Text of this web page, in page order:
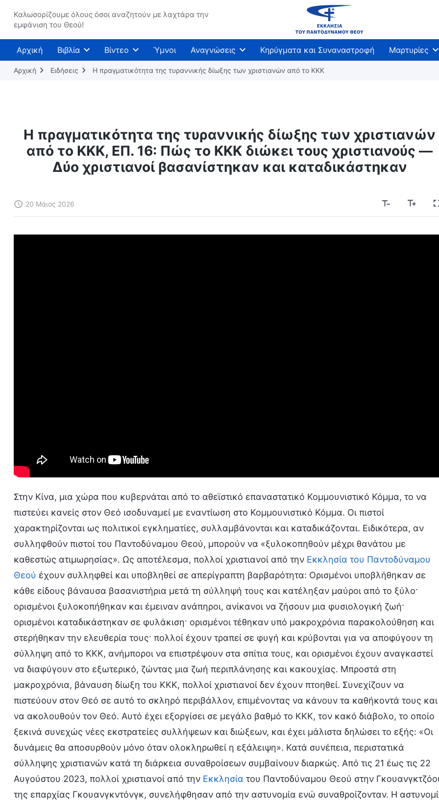
Καλωσορίζουμε όλους όσοι αναζητούν με λαχτάρα την
εμφάνιση του Θεού!
Αρχική Βιβλία Βίντεο Ύμνοι Αναγνώσεις Κηρύγματα και Συναναστροφή Μαρτυρίες
Αρχική Ειδήσεις Η πραγματικότητα της τυραννικής δίωξης των χριστιανών από το ΚΚΚ
Η πραγματικότητα της τυραννικής δίωξης των χριστιανών
από το ΚΚΚ, ΕΠ. 16: Πώς το ΚΚΚ διώκει τους χριστιανούς —
Δύο χριστιανοί βασανίστηκαν και καταδικάστηκαν
20 Μάιος 2026
Στην Κίνα, μια χώρα που κυβερνάται από το αθεϊστικό επαναστατικό Κομμουνιστικό Κόμμα, το να
πιστεύει κανείς στον Θεό ισοδυναμεί με εναντίωση στο Κομμουνιστικό Κόμμα. Οι πιστοί
χαρακτηρίζονται ως πολιτικοί εγκληματίες, συλλαμβάνονται και καταδικάζονται. Ειδικότερα, αν
συλληφθούν πιστοί του Παντοδύναμου Θεού, μπορούν να «ξυλοκοπηθούν μέχρι θανάτου με
καθεστώς ατιμωρησίας». Ως αποτέλεσμα, πολλοί χριστιανοί από την Εκκλησία του Παντοδύναμου
Θεού έχουν συλληφθεί και υποβληθεί σε απερίγραπτη βαρβαρότητα: Ορισμένοι υποβλήθηκαν σε
κάθε είδους βάναυσα βασανιστήρια μετά τη σύλληψή τους και κατέληξαν μαύροι από το ξύλο·
ορισμένοι ξυλοκοπήθηκαν και έμειναν ανάπηροι, ανίκανοι να ζήσουν μια φυσιολογική ζωή·
ορισμένοι καταδικάστηκαν σε φυλάκιση· ορισμένοι τέθηκαν υπό μακροχρόνια παρακολούθηση και
στερήθηκαν την ελευθερία τους· πολλοί έχουν τραπεί σε φυγή και κρύβονται για να αποφύγουν τη
σύλληψη από το ΚΚΚ, ανήμποροι να επιστρέψουν στα σπίτια τους, και ορισμένοι έχουν αναγκαστεί
να διαφύγουν στο εξωτερικό, ζώντας μια ζωή περιπλάνησης και κακουχίας. Μπροστά στη
μακροχρόνια, βάναυση δίωξη του ΚΚΚ, πολλοί χριστιανοί δεν έχουν πτοηθεί. Συνεχίζουν να
πιστεύουν στον Θεό σε αυτό το σκληρό περιβάλλον, επιμένοντας να κάνουν τα καθήκοντά τους και
να ακολουθούν τον Θεό. Αυτό έχει εξοργίσει σε μεγάλο βαθμό το ΚΚΚ, τον κακό διάβολο, το οποίο
ξεκινά συνεχώς νέες εκστρατείες συλλήψεων και διώξεων, και έχει μάλιστα δηλώσει το εξής: «Οι
δυνάμεις θα αποσυρθούν μόνο όταν ολοκληρωθεί η εξάλειψη». Κατά συνέπεια, περιστατικά
σύλληψης χριστιανών κατά τη διάρκεια συναθροίσεων συμβαίνουν διαρκώς. Από τις 21 έως τις 22
Αυγούστου 2023, πολλοί χριστιανοί από την Εκκλησία του Παντοδύναμου Θεού στην
της επαρχίας Γκουανγκντόνγκ, συνελήφθησαν από την αστυνομία ενώ συναθροίζονταν. Η